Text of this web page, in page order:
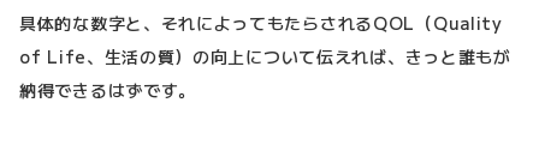
具体的な数字と、それによってもたらされるQOL（Quality
of Life、生活の質）の向上について伝えれば、きっと誰もが
納得できるはずです。